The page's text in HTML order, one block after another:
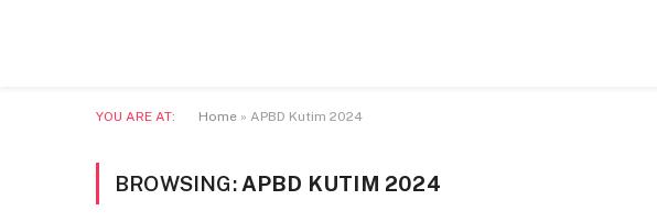
YOU ARE AT: Home » APBD Kutim 2024
BROWSING: APBD KUTIM 2024